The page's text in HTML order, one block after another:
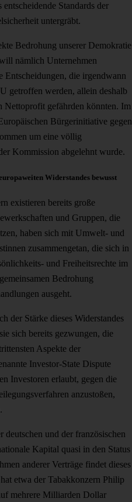
Standards der
untergräbt.
Bedrohung unserer Demokratie
nämlich Unternehmen
Entscheidungen, die irgendwann
getroffen werden, allein deshalb
Nettoprofit gefährden könnten. Im
Bürgerinitiative gegen
um eine völlig
Kommission abgelehnt wurde.
Widerstandes bewusst
existieren bereits große
und Gruppen, die
haben sich mit Umwelt- und
zusammengetan, die sich in
und Freiheitsrechte im
Bedrohung
ausgeht.
der Stärke dieses Widerstandes
sich bereits gezwungen, die
Aspekte der
Investor-State Dispute
Investoren erlaubt, gegen die
anzustoßen,
und der französischen
Kapital quasi in den Status
anderer Verträge findet dieses
etwa der Tabakkonzern Philip
mehrere Milliarden Dollar